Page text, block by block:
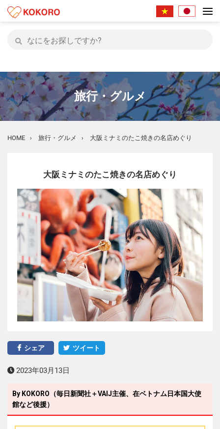
旅行・グルメ
HOME › 旅行・グルメ › 大阪ミナミのたこ焼きの名店めぐり
大阪ミナミのたこ焼きの名店めぐり
シェア ツイート
2023年03月13日
By KOKORO（毎日新聞社＋VAIJ主催、在ベトナム日本国大使
館など後援）